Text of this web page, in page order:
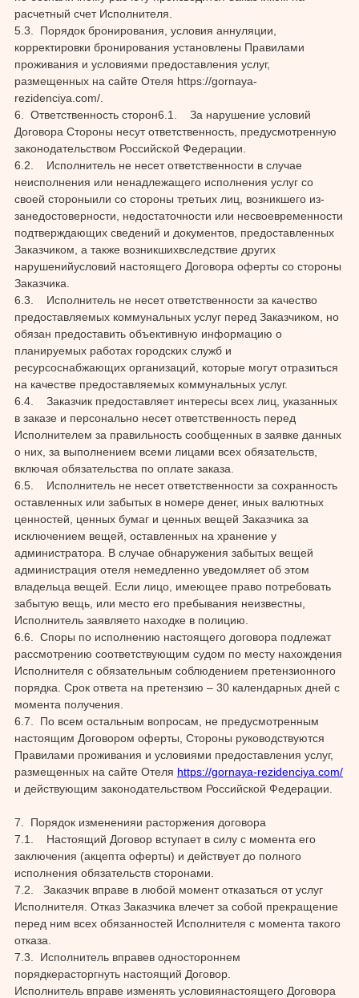
расчетный счет Исполнителя.
5.3. Порядок бронирования, условия аннуляции,
корректировки бронирования установлены Правилами
проживания и условиями предоставления услуг,
размещенных на сайте Отеля https://gornaya-
rezidenciya.com/.
6. Ответственность сторон6.1. За нарушение условий
Договора Стороны несут ответственность, предусмотренную
законодательством Российской Федерации.
6.2. Исполнитель не несет ответственности в случае
неисполнения или ненадлежащего исполнения услуг со
своей стороныили со стороны третьих лиц, возникшего из-
занедостоверности, недостаточности или несвоевременности
подтверждающих сведений и документов, предоставленных
Заказчиком, а также возникшихвследствие других
нарушенийусловий настоящего Договора оферты со стороны
Заказчика.
6.3. Исполнитель не несет ответственности за качество
предоставляемых коммунальных услуг перед Заказчиком, но
обязан предоставить объективную информацию о
планируемых работах городских служб и
ресурсоснабжающих организаций, которые могут отразиться
на качестве предоставляемых коммунальных услуг.
6.4. Заказчик предоставляет интересы всех лиц, указанных
в заказе и персонально несет ответственность перед
Исполнителем за правильность сообщенных в заявке данных
о них, за выполнением всеми лицами всех обязательств,
включая обязательства по оплате заказа.
6.5. Исполнитель не несет ответственности за сохранность
оставленных или забытых в номере денег, иных валютных
ценностей, ценных бумаг и ценных вещей Заказчика за
исключением вещей, оставленных на хранение у
администратора. В случае обнаружения забытых вещей
администрация отеля немедленно уведомляет об этом
владельца вещей. Если лицо, имеющее право потребовать
забытую вещь, или место его пребывания неизвестны,
Исполнитель заявляето находке в полицию.
6.6. Споры по исполнению настоящего договора подлежат
рассмотрению соответствующим судом по месту нахождения
Исполнителя с обязательным соблюдением претензионного
порядка. Срок ответа на претензию – 30 календарных дней с
момента получения.
6.7. По всем остальным вопросам, не предусмотренным
настоящим Договором оферты, Стороны руководствуются
Правилами проживания и условиями предоставления услуг,
размещенных на сайте Отеля https://gornaya-rezidenciya.com/
и действующим законодательством Российской Федерации.
7. Порядок измененияи расторжения договора
7.1. Настоящий Договор вступает в силу с момента его
заключения (акцепта оферты) и действует до полного
исполнения обязательств сторонами.
7.2. Заказчик вправе в любой момент отказаться от услуг
Исполнителя. Отказ Заказчика влечет за собой прекращение
перед ним всех обязанностей Исполнителя с момента такого
отказа.
7.3. Исполнитель вправев одностороннем
порядкерасторгнуть настоящий Договор.
Исполнитель вправе изменять условиянастоящего Договора